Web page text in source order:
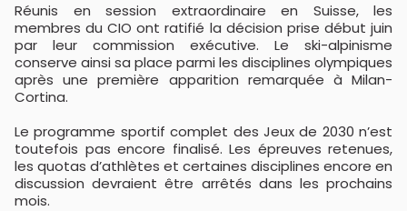
Réunis en session extraordinaire en Suisse, les
membres du CIO ont ratifié la décision prise début juin
par leur commission exécutive. Le ski-alpinisme
conserve ainsi sa place parmi les disciplines olympiques
après une première apparition remarquée à Milan-
Cortina.
Le programme sportif complet des Jeux de 2030 n’est
toutefois pas encore finalisé. Les épreuves retenues,
les quotas d’athlètes et certaines disciplines encore en
discussion devraient être arrêtés dans les prochains
mois.